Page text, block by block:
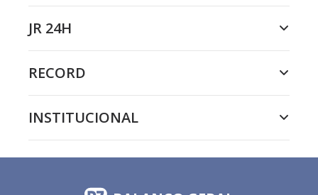
JR 24H
RECORD
INSTITUCIONAL